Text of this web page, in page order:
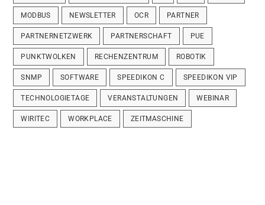
MODBUS NEWSLETTER OCR PARTNER
PARTNERNETZWERK PARTNERSCHAFT PUE
PUNKTWOLKEN RECHENZENTRUM ROBOTIK
SNMP SOFTWARE SPEEDIKON C SPEEDIKON VIP
TECHNOLOGIETAGE VERANSTALTUNGEN WEBINAR
WIRITEC WORKPLACE ZEITMASCHINE